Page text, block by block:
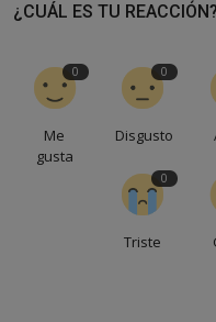
¿CUÁL ES TU REACCIÓN?
0
Me
gusta
0
Disgusto
0
Triste